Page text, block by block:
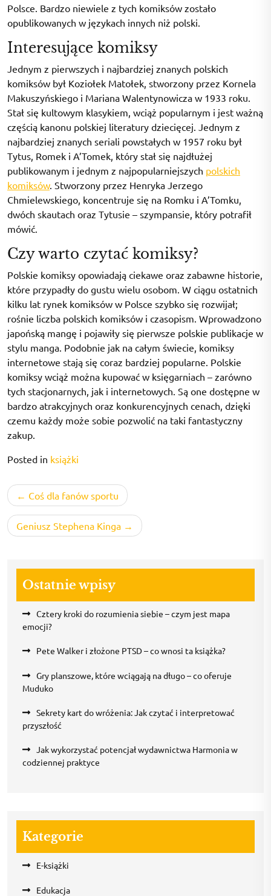
Polsce. Bardzo niewiele z tych komiksów zostało
opublikowanych w językach innych niż polski.
Interesujące komiksy
Jednym z pierwszych i najbardziej znanych polskich
komiksów był Koziołek Matołek, stworzony przez Kornela
Makuszyńskiego i Mariana Walentynowicza w 1933 roku.
Stał się kultowym klasykiem, wciąż popularnym i jest ważną
częścią kanonu polskiej literatury dziecięcej. Jednym z
najbardziej znanych seriali powstałych w 1957 roku był
Tytus, Romek i A’Tomek, który stał się najdłużej
publikowanym i jednym z najpopularniejszych polskich
komiksów. Stworzony przez Henryka Jerzego
Chmielewskiego, koncentruje się na Romku i A’Tomku,
dwóch skautach oraz Tytusie – szympansie, który potrafił
mówić.
Czy warto czytać komiksy?
Polskie komiksy opowiadają ciekawe oraz zabawne historie,
które przypadły do gustu wielu osobom. W ciągu ostatnich
kilku lat rynek komiksów w Polsce szybko się rozwijał;
rośnie liczba polskich komiksów i czasopism. Wprowadzono
japońską mangę i pojawiły się pierwsze polskie publikacje w
stylu manga. Podobnie jak na całym świecie, komiksy
internetowe stają się coraz bardziej popularne. Polskie
komiksy wciąż można kupować w księgarniach – zarówno
tych stacjonarnych, jak i internetowych. Są one dostępne w
bardzo atrakcyjnych oraz konkurencyjnych cenach, dzięki
czemu każdy może sobie pozwolić na taki fantastyczny
zakup.
Posted in książki
Nawigacja
wpisu
Coś dla fanów sportu
Geniusz Stephena Kinga
Ostatnie wpisy
Cztery kroki do rozumienia siebie – czym jest mapa
emocji?
Pete Walker i złożone PTSD – co wnosi ta książka?
Gry planszowe, które wciągają na długo – co oferuje
Muduko
Sekrety kart do wróżenia: Jak czytać i interpretować
przyszłość
Jak wykorzystać potencjał wydawnictwa Harmonia w
codziennej praktyce
Kategorie
E-książki
Edukacja